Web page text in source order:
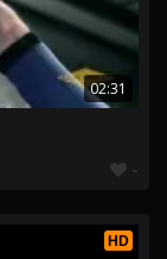
02:31
-
HD